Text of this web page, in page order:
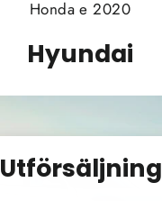
Utförsäljning
Honda e 2020
Hyundai